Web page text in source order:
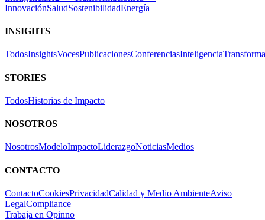
InnovaciónSaludSostenibilidadEnergía
INSIGHTS
TodosInsightsVocesPublicacionesConferenciasInteligencia
STORIES
TodosHistorias de Impacto
NOSOTROS
NosotrosModeloImpactoLiderazgoNoticiasMedios
CONTACTO
ContactoCookiesPrivacidadCalidad y Medio AmbienteAviso
LegalCompliance
Trabaja en Opinno